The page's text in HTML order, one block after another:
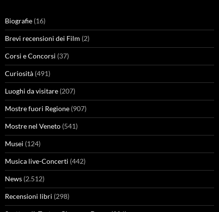
Biografie (16)
Brevi recensioni dei Film (2)
Corsi e Concorsi (37)
Curiosità (491)
Luoghi da visitare (207)
Mostre fuori Regione (907)
Mostre nel Veneto (541)
Musei (124)
Musica live-Concerti (442)
News (2.512)
Recensioni libri (298)